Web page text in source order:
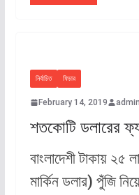
নির্বাচিত ফিচার
February 14, 2019 admin
শতকোটি ডলারের
বাংলাদেশী টাকায় ২৫
মার্কিন ডলার) পুঁজি